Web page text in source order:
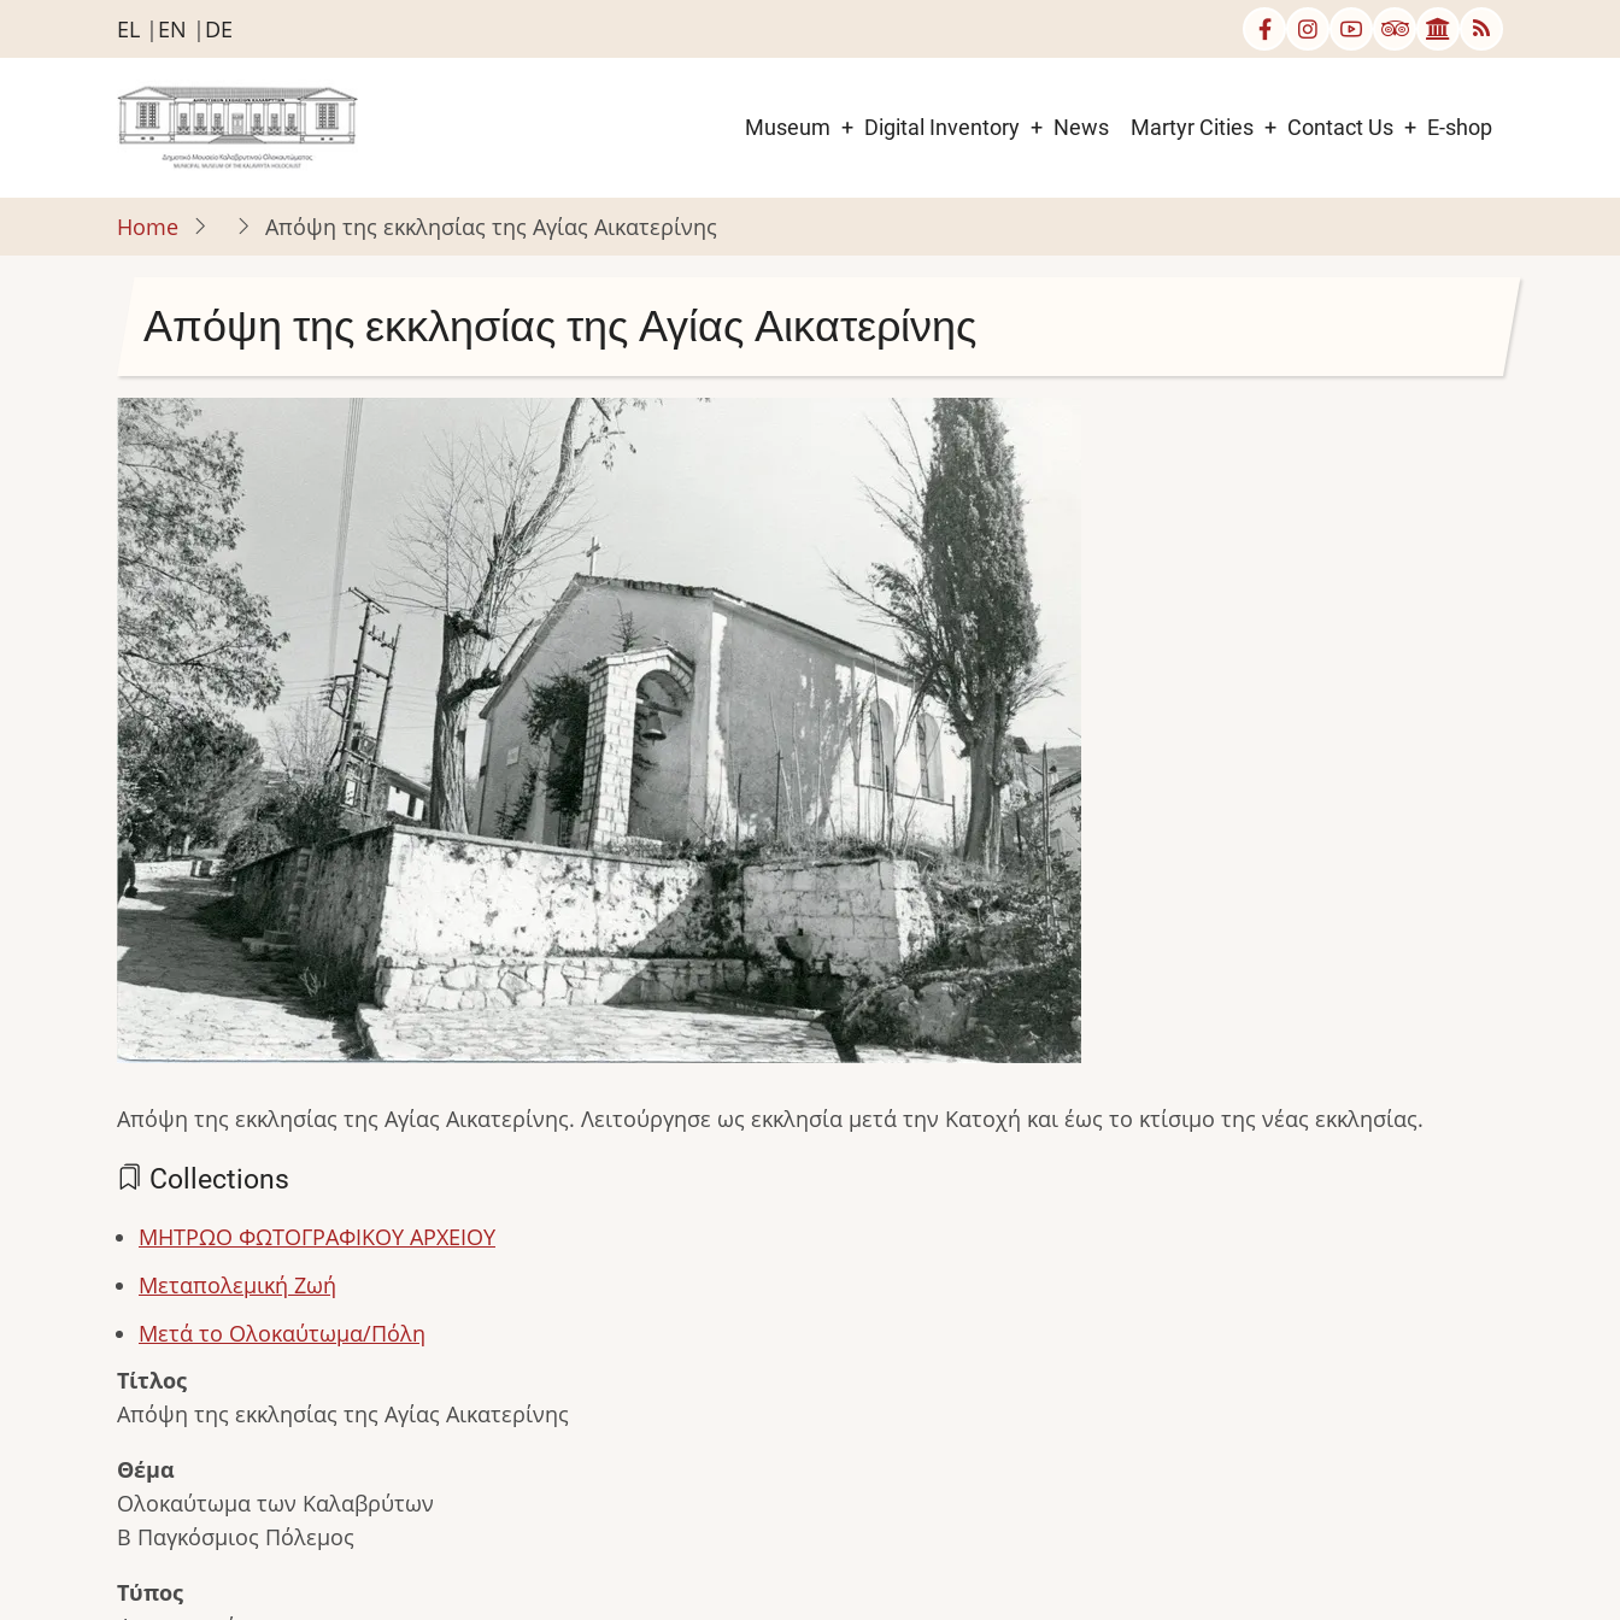
to
EL EN DE
Museum Digital Inventory News Martyr Cities Contact Us E-shop
Home Απόψη της εκκλησίας της Αγίας Αικατερίνης
Απόψη της εκκλησίας της Αγίας Αικατερίνης
Image
Απόψη της εκκλησίας της Αγίας Αικατερίνης. Λειτούργησε ως εκκλησία μετά την Κατοχή και έως το κτίσιμο της νέας εκκλησίας.
Collections
ΜΗΤΡΩΟ ΦΩΤΟΓΡΑΦΙΚΟΥ ΑΡΧΕΙΟΥ
Μεταπολεμική Ζωή
Μετά το Ολοκαύτωμα/Πόλη
Τίτλος
Απόψη της εκκλησίας της Αγίας Αικατερίνης
Θέμα
Ολοκαύτωμα των Καλαβρύτων
Β Παγκόσμιος Πόλεμος
Τύπος